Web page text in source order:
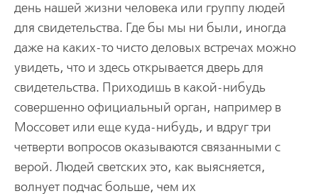
день нашей жизни человека или группу людей
для свидетельства. Где бы мы ни были, иногда
даже на каких-то чисто деловых встречах можно
увидеть, что и здесь открывается дверь для
свидетельства. Приходишь в какой-нибудь
совершенно официальный орган, например в
Моссовет или еще куда-нибудь, и вдруг три
четверти вопросов оказываются связанными с
верой. Людей светских это, как выясняется,
волнует подчас больше, чем их